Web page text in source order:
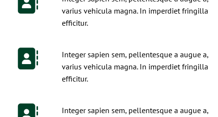
varius vehicula magna. In imperdiet fringilla
efficitur.
Integer sapien sem, pellentesque a augue a,
varius vehicula magna. In imperdiet fringilla
efficitur.
Integer sapien sem, pellentesque a augue a,